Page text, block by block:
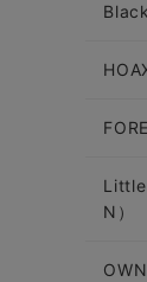
Little
N）
OWN